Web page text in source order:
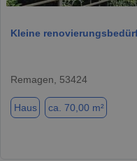
Kleine
Remagen, 53424
Haus ca. 70,00 m²